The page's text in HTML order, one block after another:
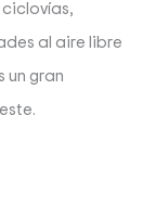
al aire libre
un gran